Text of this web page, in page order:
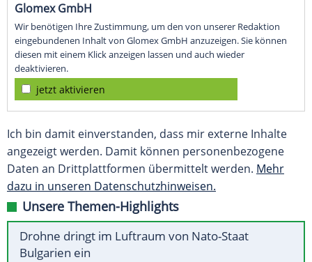
Glomex GmbH
Wir benötigen Ihre Zustimmung, um den von unserer Redaktion
eingebundenen Inhalt von Glomex GmbH anzuzeigen. Sie können
diesen mit einem Klick anzeigen lassen und auch wieder
deaktivieren.
jetzt aktivieren
Ich bin damit einverstanden, dass mir externe Inhalte
angezeigt werden. Damit können personenbezogene
Daten an Drittplattformen übermittelt werden. Mehr
dazu in unseren Datenschutzhinweisen.
Unsere Themen-Highlights
Drohne dringt im Luftraum von Nato-Staat
Bulgarien ein